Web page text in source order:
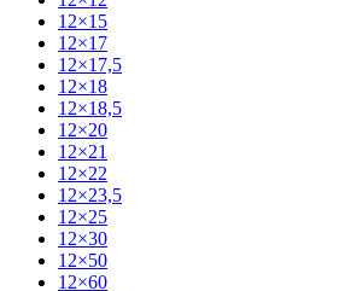
12×15
12×17
12×17,5
12×18
12×18,5
12×20
12×21
12×22
12×23,5
12×25
12×30
12×50
12×60